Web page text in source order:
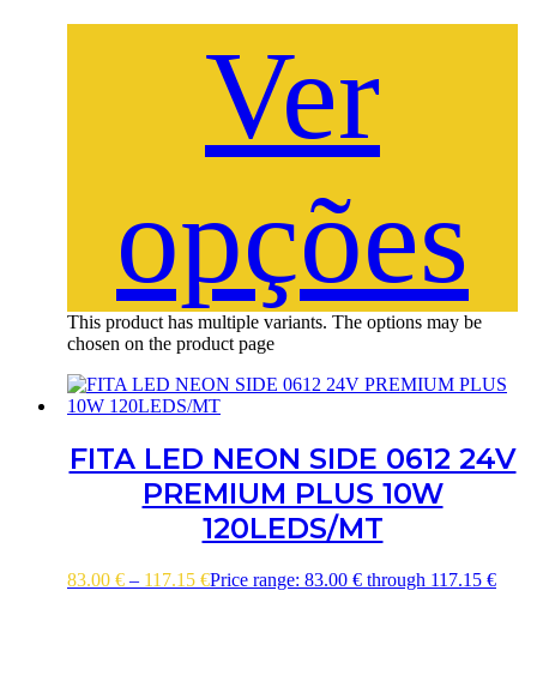
Ver
opções
This product has multiple variants. The options may be
chosen on the product page
FITA LED NEON SIDE 0612 24V
PREMIUM PLUS 10W
120LEDS/MT
83.00 € – 117.15 €Price range: 83.00 € through 117.15 €